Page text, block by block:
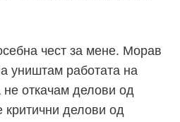
чест за мене. Морав
уништам работата на
не откачам делови од
критични делови од